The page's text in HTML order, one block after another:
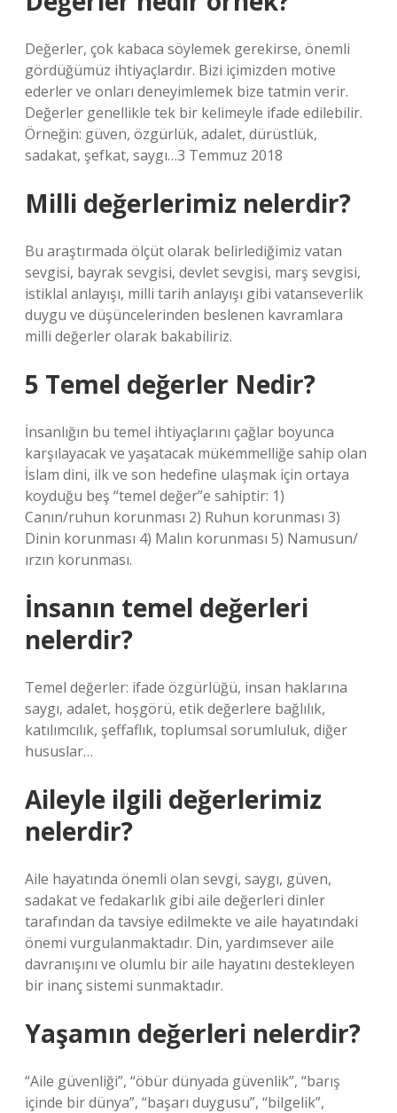
Değerler, çok kabaca söylemek gerekirse, önemli
gördüğümüz ihtiyaçlardır. Bizi içimizden motive
ederler ve onları deneyimlemek bize tatmin verir.
Değerler genellikle tek bir kelimeyle ifade edilebilir.
Örneğin: güven, özgürlük, adalet, dürüstlük,
sadakat, şefkat, saygı…3 Temmuz 2018
Milli değerlerimiz nelerdir?
Bu araştırmada ölçüt olarak belirlediğimiz vatan
sevgisi, bayrak sevgisi, devlet sevgisi, marş sevgisi,
istiklal anlayışı, milli tarih anlayışı gibi vatanseverlik
duygu ve düşüncelerinden beslenen kavramlara
milli değerler olarak bakabiliriz.
5 Temel değerler Nedir?
İnsanlığın bu temel ihtiyaçlarını çağlar boyunca
karşılayacak ve yaşatacak mükemmelliğe sahip olan
İslam dini, ilk ve son hedefine ulaşmak için ortaya
koyduğu beş “temel değer”e sahiptir: 1)
Canın/ruhun korunması 2) Ruhun korunması 3)
Dinin korunması 4) Malın korunması 5) Namusun/
ırzın korunması.
İnsanın temel değerleri
nelerdir?
Temel değerler: ifade özgürlüğü, insan haklarına
saygı, adalet, hoşgörü, etik değerlere bağlılık,
katılımcılık, şeffaflık, toplumsal sorumluluk, diğer
hususlar…
Aileyle ilgili değerlerimiz
nelerdir?
Aile hayatında önemli olan sevgi, saygı, güven,
sadakat ve fedakarlık gibi aile değerleri dinler
tarafından da tavsiye edilmekte ve aile hayatındaki
önemi vurgulanmaktadır. Din, yardımsever aile
davranışını ve olumlu bir aile hayatını destekleyen
bir inanç sistemi sunmaktadır.
Yaşamın değerleri nelerdir?
“Aile güvenliği”, “öbür dünyada güvenlik”, “barış
içinde bir dünya”, “başarı duygusu”, “bilgelik”,